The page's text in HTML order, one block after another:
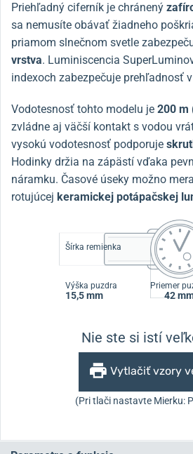
Priehľadný ciferník je chránený
sa nemusíte obávať žiadneho
priamom slnečnom svetle
vrstva. Luminiscencia
indexoch zabezpečuje prehľadnosť
Vodotesnosť tohto modelu je 200 m
zvládne aj väčší kontakt s vodou
vysokú vodotesnosť podporuje
Hodinky držia na zápästí vďaka
náramku. Časové úseky možno
rotujúcej keramickej potápačskej
Šírka remienka
Výška puzdra
15,5 mm
Priemer
42
Nie ste si istí
Vytlačiť vzory
(Pri tlači nastavte Mierku: